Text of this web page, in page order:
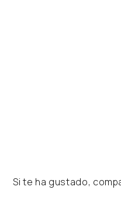
Si te ha gustado,